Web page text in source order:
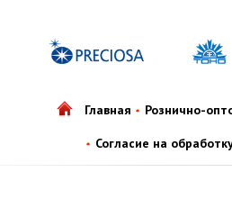
Главная Рознично-
Согласие на